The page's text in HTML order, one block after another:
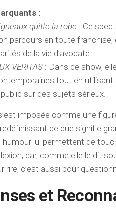
:
quitte la robe : Ce
parcours en toute
de la vie d’avocate.
VERITAS : Dans ce show,
tout en utilisant
sur des sujets sérieux.
imposée comme une
ce que signifie
humour lui permettent de
car, comme elle le dit
rire, c’est aussi pour
et